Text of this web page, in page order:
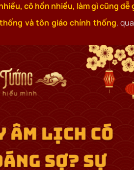
cô hồn nhiều, làm gì cũng dễ
và tôn giáo chính thống,